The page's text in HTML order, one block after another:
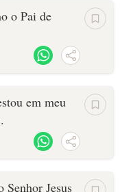
o Pai de
em meu
Senhor Jesus